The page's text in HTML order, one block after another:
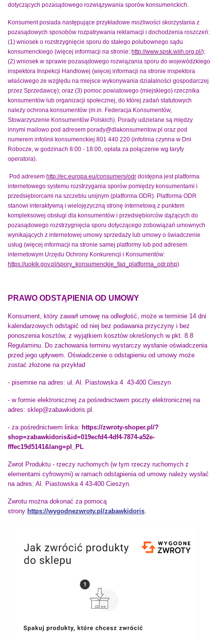
dotyczących pozasądowego rozwiązywania sporów konsumenckich.
Konsument posiada następujące przykładowe możliwości skorzystania z
pozasądowych sposobów rozpatrywania reklamacji i dochodzenia roszczeń:
(1) wniosek o rozstrzygnięcie sporu do stałego polubownego sądu
konsumenckiego (więcej informacji na stronie: http://www.spsk.wiih.org.pl/);
(2) wniosek w sprawie pozasądowego rozwiązania sporu do wojewódzkiego
inspektora Inspekcji Handlowej (więcej informacji na stronie inspektora
właściwego ze względu na miejsce wykonywania działalności gospodarczej
przez Sprzedawcę); oraz (3) pomoc powiatowego (miejskiego) rzecznika
konsumentów lub organizacji społecznej, do której zadań statutowych
należy ochrona konsumentów (m.in. Federacja Konsumentów,
Stowarzyszenie Konsumentów Polskich). Porady udzielane są między
innymi mailowo pod adresem porady@dlakonsumentow.pl oraz pod
numerem infolinii konsumenckiej 801 440 220 (infolinia czynna w Dni
Robocze, w godzinach 8:00 - 18:00, opłata za połączenie wg taryfy
operatora).
Pod adresem http://ec.europa.eu/consumers/odr dostępna jest platforma
internetowego systemu rozstrzygania sporów pomiędzy konsumentami i
przedsiębiorcami na szczeblu unijnym (platforma ODR). Platforma ODR
stanowi interaktywną i wielojęzyczną stronę internetową z punktem
kompleksowej obsługi dla konsumentów i przedsiębiorców dążących do
pozasądowego rozstrzygnięcia sporu dotyczącego zobowiązań umownych
wynikających z internetowej umowy sprzedaży lub umowy o świadczenie
usług (więcej informacji na stronie samej platformy lub pod adresem
internetowym Urzędu Ochrony Konkurencji i Konsumentów:
https://uokik.gov.pl/spory_konsumenckie_faq_platforma_odr.php).
PRAWO ODSTĄPIENIA OD UMOWY
Konsument, który zawarł umowę na odległość, może w terminie 14 dni
kalendarzowych odstąpić od niej bez podawania przyczyny i bez
ponoszenia kosztów, z wyjątkiem kosztów określonych w pkt. 8.8
Regulaminu. Do zachowania terminu wystarczy wysłanie oświadczenia
przed jego upływem. Oświadczenie o odstąpieniu od umowy może
zostać złożone na przykład
- pisemnie na adres: ul. Al. Piastowska 4 43-400 Cieszyn
- w formie elektronicznej za pośrednictwem poczty elektronicznej na
adres: sklep@zabawkidoris.pl .
- za pośrednictwem linka: https://zwroty-shoper.pl/?
shop=zabawkidoris&id=019ecfd4-4df4-7874-a52e-
fffec19d5141&lang=pl_PL
Zwrot Produktu - rzeczy ruchomych (w tym rzeczy ruchomych z
elementami cyfrowymi) w ramach odstąpienia od umowy należy wysłać
na adres: Al. Piastowska 4 43-400 Cieszyn.
Zwrotu można dokonać za pomocą
strony https://wygodnezwroty.pl/zabawkidoris.